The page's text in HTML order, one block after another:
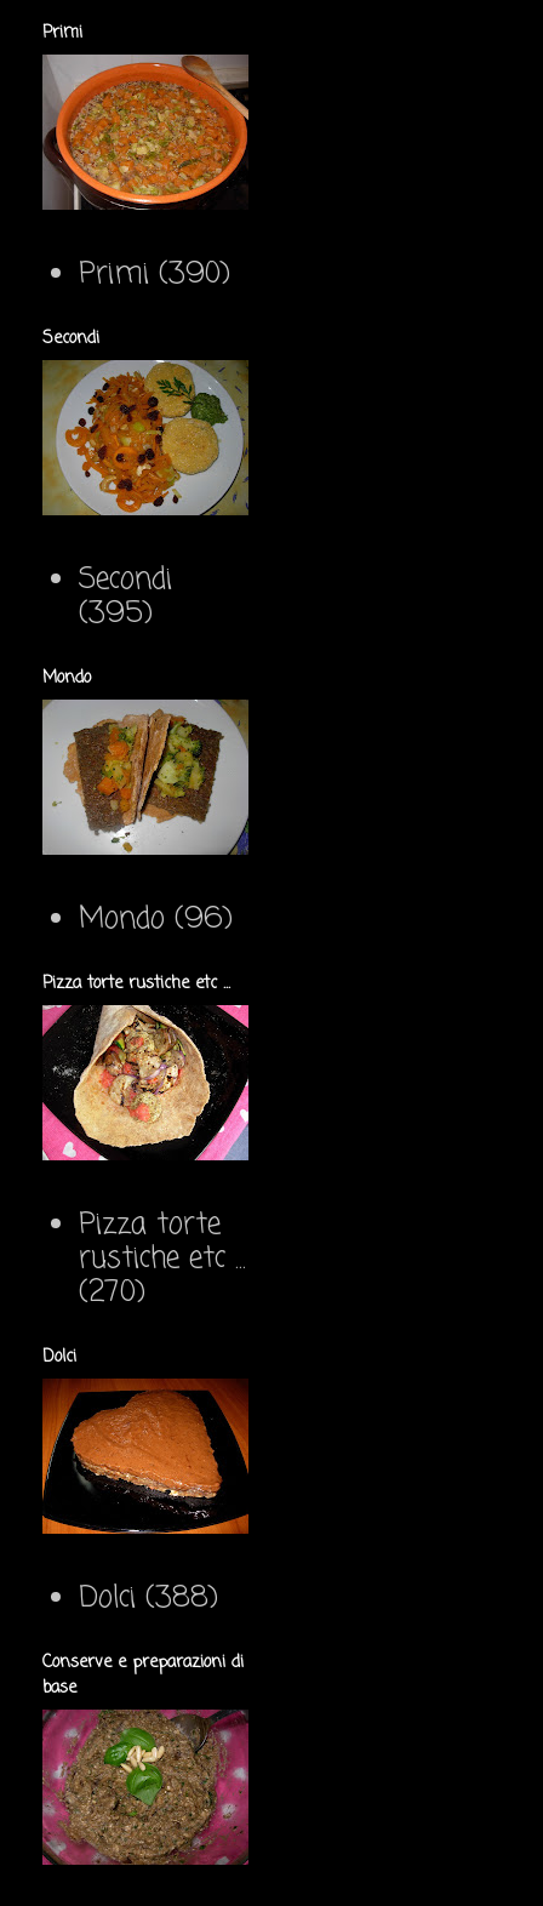
Primi
Primi (390)
Secondi
Secondi
(395)
Mondo
Mondo (96)
Pizza torte rustiche etc ...
Pizza torte
rustiche etc ...
(270)
Dolci
Dolci (388)
Conserve e preparazioni di
base